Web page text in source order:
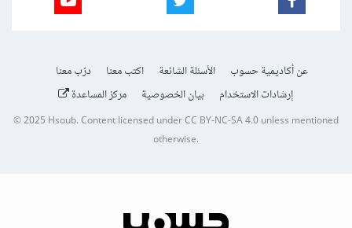
عن أكاديمية حسوب الأسئلة الشائعة اكتب معنا
درّب معنا
إرشادات الاستخدام
بيان الخصوصية مركز المساعدة
© 2025Hsoub.Content licensed underCC BY-NC-SA 4.0unless mentioned
otherwise.